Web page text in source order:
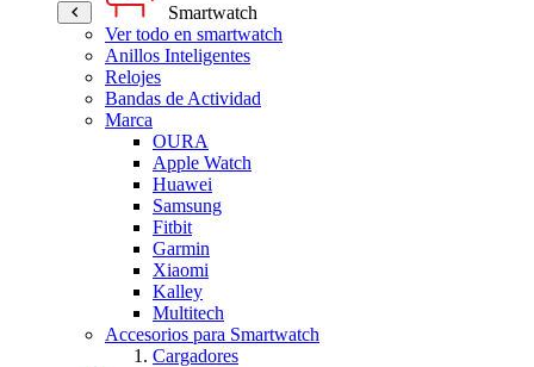
Smartwatch
Ver todo en smartwatch
Anillos Inteligentes
Relojes
Bandas de Actividad
Marca
OURA
Apple Watch
Huawei
Samsung
Fitbit
Garmin
Xiaomi
Kalley
Multitech
Accesorios para Smartwatch
Cargadores